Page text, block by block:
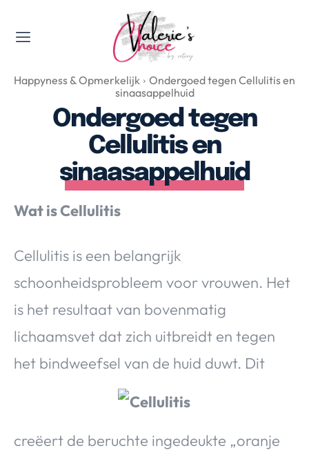
Valerie's Topics
Travel & Culture
Food & Drinks
Happyness & Opmerkelijk
Lifestyle, Sport & Duurzaamheid
Gadgets & Tech
Top 5 van Valerie
Health & Beauty
Nieuws & Media
Over Valerie
Over Valerie
De Top 5
Happyness & Opmerkelijk
Ondergoed tegen Cellulitis en
sinaasappelhuid
Ondergoed tegen
Cellulitis en
sinaasappelhuid
Wat is Cellulitis
Cellulitis is een belangrijk
schoonheidsprobleem voor vrouwen. Het
is het resultaat van bovenmatig
lichaamsvet dat zich uitbreidt en tegen
het bindweefsel van de huid duwt. Dit
creëert de beruchte ingedeukte „oranje